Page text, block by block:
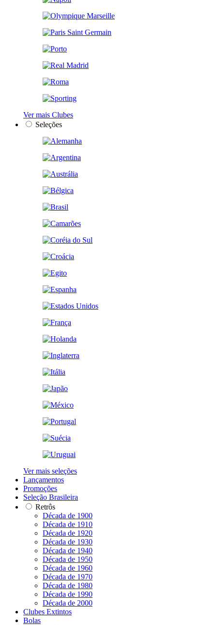
Ver mais Clubes
Seleções
Ver mais seleções
Lançamentos
Promoções
Seleção Brasileira
Retrôs
Década de 1900
Década de 1910
Década de 1920
Década de 1930
Década de 1940
Década de 1950
Década de 1960
Década de 1970
Década de 1980
Década de 1990
Década de 2000
Clubes Extintos
Bolas